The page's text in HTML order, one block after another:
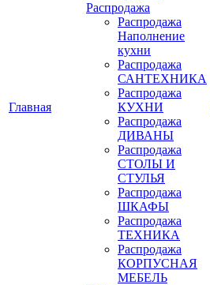
Главная
Распродажа
Распродажа
Наполнение
кухни
Распродажа
САНТЕХНИКА
Распродажа
КУХНИ
Распродажа
ДИВАНЫ
Распродажа
СТОЛЫ И
СТУЛЬЯ
Распродажа
ШКАФЫ
Распродажа
ТЕХНИКА
Распродажа
КОРПУСНАЯ
МЕБЕЛЬ